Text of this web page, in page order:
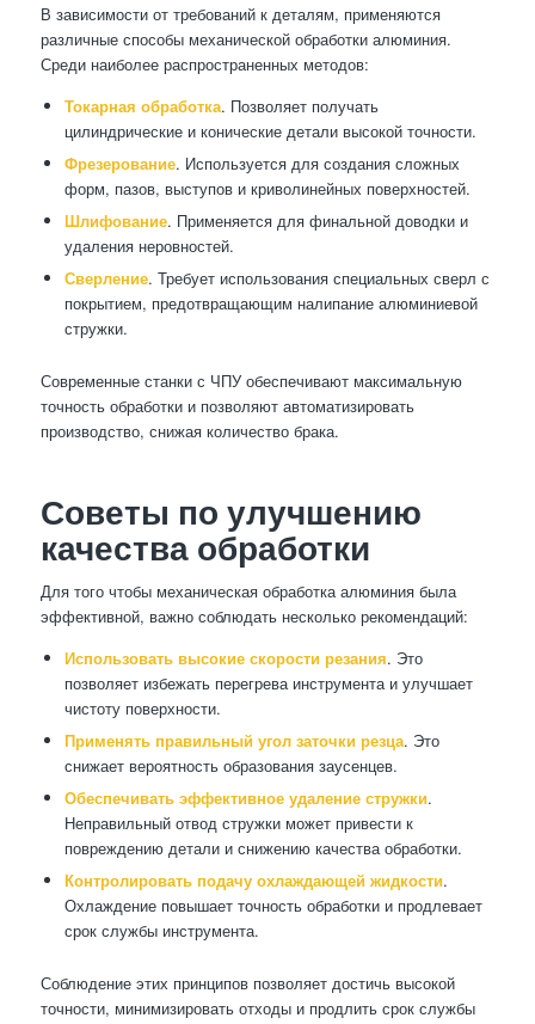
В зависимости от требований к деталям, применяются
различные способы механической обработки алюминия.
Среди наиболее распространенных методов:
Токарная обработка. Позволяет получать
цилиндрические и конические детали высокой точности.
Фрезерование. Используется для создания сложных
форм, пазов, выступов и криволинейных поверхностей.
Шлифование. Применяется для финальной доводки и
удаления неровностей.
Сверление. Требует использования специальных сверл с
покрытием, предотвращающим налипание алюминиевой
стружки.
Современные станки с ЧПУ обеспечивают максимальную
точность обработки и позволяют автоматизировать
производство, снижая количество брака.
Советы по улучшению
качества обработки
Для того чтобы механическая обработка алюминия была
эффективной, важно соблюдать несколько рекомендаций:
Использовать высокие скорости резания. Это
позволяет избежать перегрева инструмента и улучшает
чистоту поверхности.
Применять правильный угол заточки резца. Это
снижает вероятность образования заусенцев.
Обеспечивать эффективное удаление стружки.
Неправильный отвод стружки может привести к
повреждению детали и снижению качества обработки.
Контролировать подачу охлаждающей жидкости.
Охлаждение повышает точность обработки и продлевает
срок службы инструмента.
Соблюдение этих принципов позволяет достичь высокой
точности, минимизировать отходы и продлить срок службы